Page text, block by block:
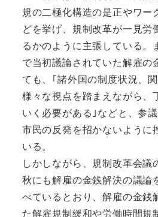
規の二極化構造の是正やワー
どを挙げ、規制改革が一見労
るかのように主張している。
で当初議論されていた解雇の
ても、｢諸外国の制度状況、
様々な視点を踏まえながら、
いく必要がある｣などと、参
市民の反発を招かないように
いる。
しかしながら、規制改革会議
秋にも解雇の金銭解決の議論
べているとおり、解雇の金銭
た解雇規制緩和や労働時間規